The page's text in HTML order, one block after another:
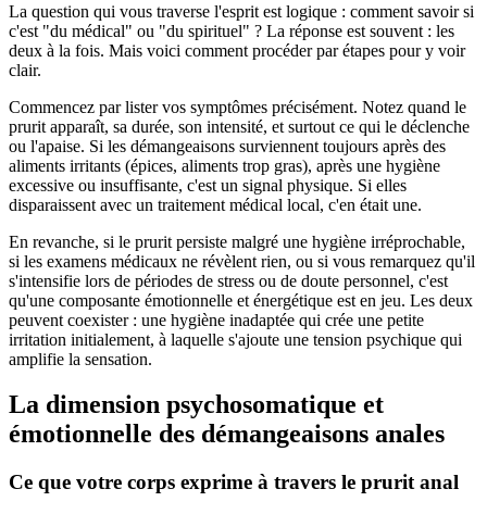
La question qui vous traverse l'esprit est logique : comment savoir si
c'est "du médical" ou "du spirituel" ? La réponse est souvent : les
deux à la fois. Mais voici comment procéder par étapes pour y voir
clair.
Commencez par lister vos symptômes précisément. Notez quand le
prurit apparaît, sa durée, son intensité, et surtout ce qui le déclenche
ou l'apaise. Si les démangeaisons surviennent toujours après des
aliments irritants (épices, aliments trop gras), après une hygiène
excessive ou insuffisante, c'est un signal physique. Si elles
disparaissent avec un traitement médical local, c'en était une.
En revanche, si le prurit persiste malgré une hygiène irréprochable,
si les examens médicaux ne révèlent rien, ou si vous remarquez qu'il
s'intensifie lors de périodes de stress ou de doute personnel, c'est
qu'une composante émotionnelle et énergétique est en jeu. Les deux
peuvent coexister : une hygiène inadaptée qui crée une petite
irritation initialement, à laquelle s'ajoute une tension psychique qui
amplifie la sensation.
La dimension psychosomatique et
émotionnelle des démangeaisons anales
Ce que votre corps exprime à travers le prurit anal